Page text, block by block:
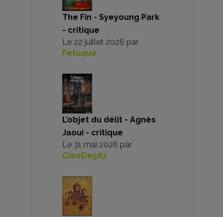
The Fin - Syeyoung Park
- critique
Le 22 juillet 2026 par
Fetuque
L’objet du délit - Agnès
Jaoui - critique
Le 31 mai 2026 par
CleoDe5A7